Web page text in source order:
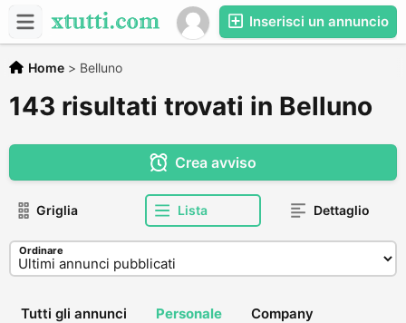
Inserisci un annuncio
Home > Belluno
143 risultati trovati in Belluno
Crea avviso
Griglia Lista Dettaglio
Ordinare
Tutti gli annunci Personale Company